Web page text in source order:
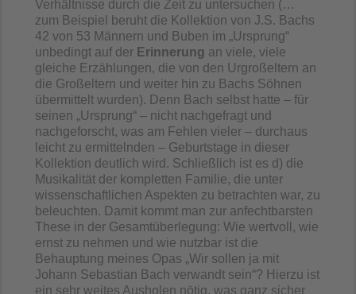
Verhältnisse durch die Zeit zu untersuchen (…
zum Beispiel beruht die Kollektion von J.S. Bachs
42 von 53 Männern und Buben im „Ursprung“
unbedingt auf der Erinnerung an viele, viele
gleiche Erzählungen, die von den Urgroßeltern an
die Großeltern und weiter hin zu Bachs Söhnen
übermittelt wurden). Denn Bach selbst hatte – für
seinen „Ursprung“ – nicht nachgefragt und
nachgeforscht, was am Fehlen vieler – durchaus
leicht zu ermittelnden – Geburtstage in dieser
Kollektion deutlich wird. Schließlich ist es d) die
Musikalität der kompletten Familie, die unter
wissenschaftlichen Aspekten zu betrachten war, zu
beleuchten. Damit kommt man zur anfechtbarsten
These in der Gesamtüberlegung: Wie wertvoll, wie
ernst zu nehmen und wie nutzbar ist die
Behauptung meines Opas „Wir sollen ja mit
Johann Sebastian Bach verwandt sein“? Hierzu ist
ein sehr weites Ausholen nötig, was ganz sicher